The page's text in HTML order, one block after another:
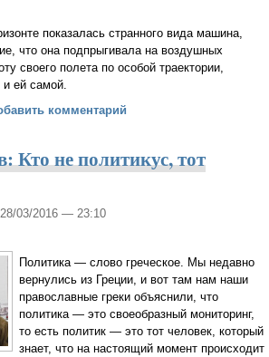
показалась странного вида машина,
что она подпрыгивала на воздушных
своего полета по особой траектории,
и ей самой.
комментарий
Кто не политикус, тот
03/2016 — 23:10
Политика — слово греческое. Мы недавно
вернулись из Греции, и вот там нам наши
православные греки объяснили, что
политика — это своеобразный мониторинг,
то есть политик — это тот человек, который
знает, что на настоящий момент происходит